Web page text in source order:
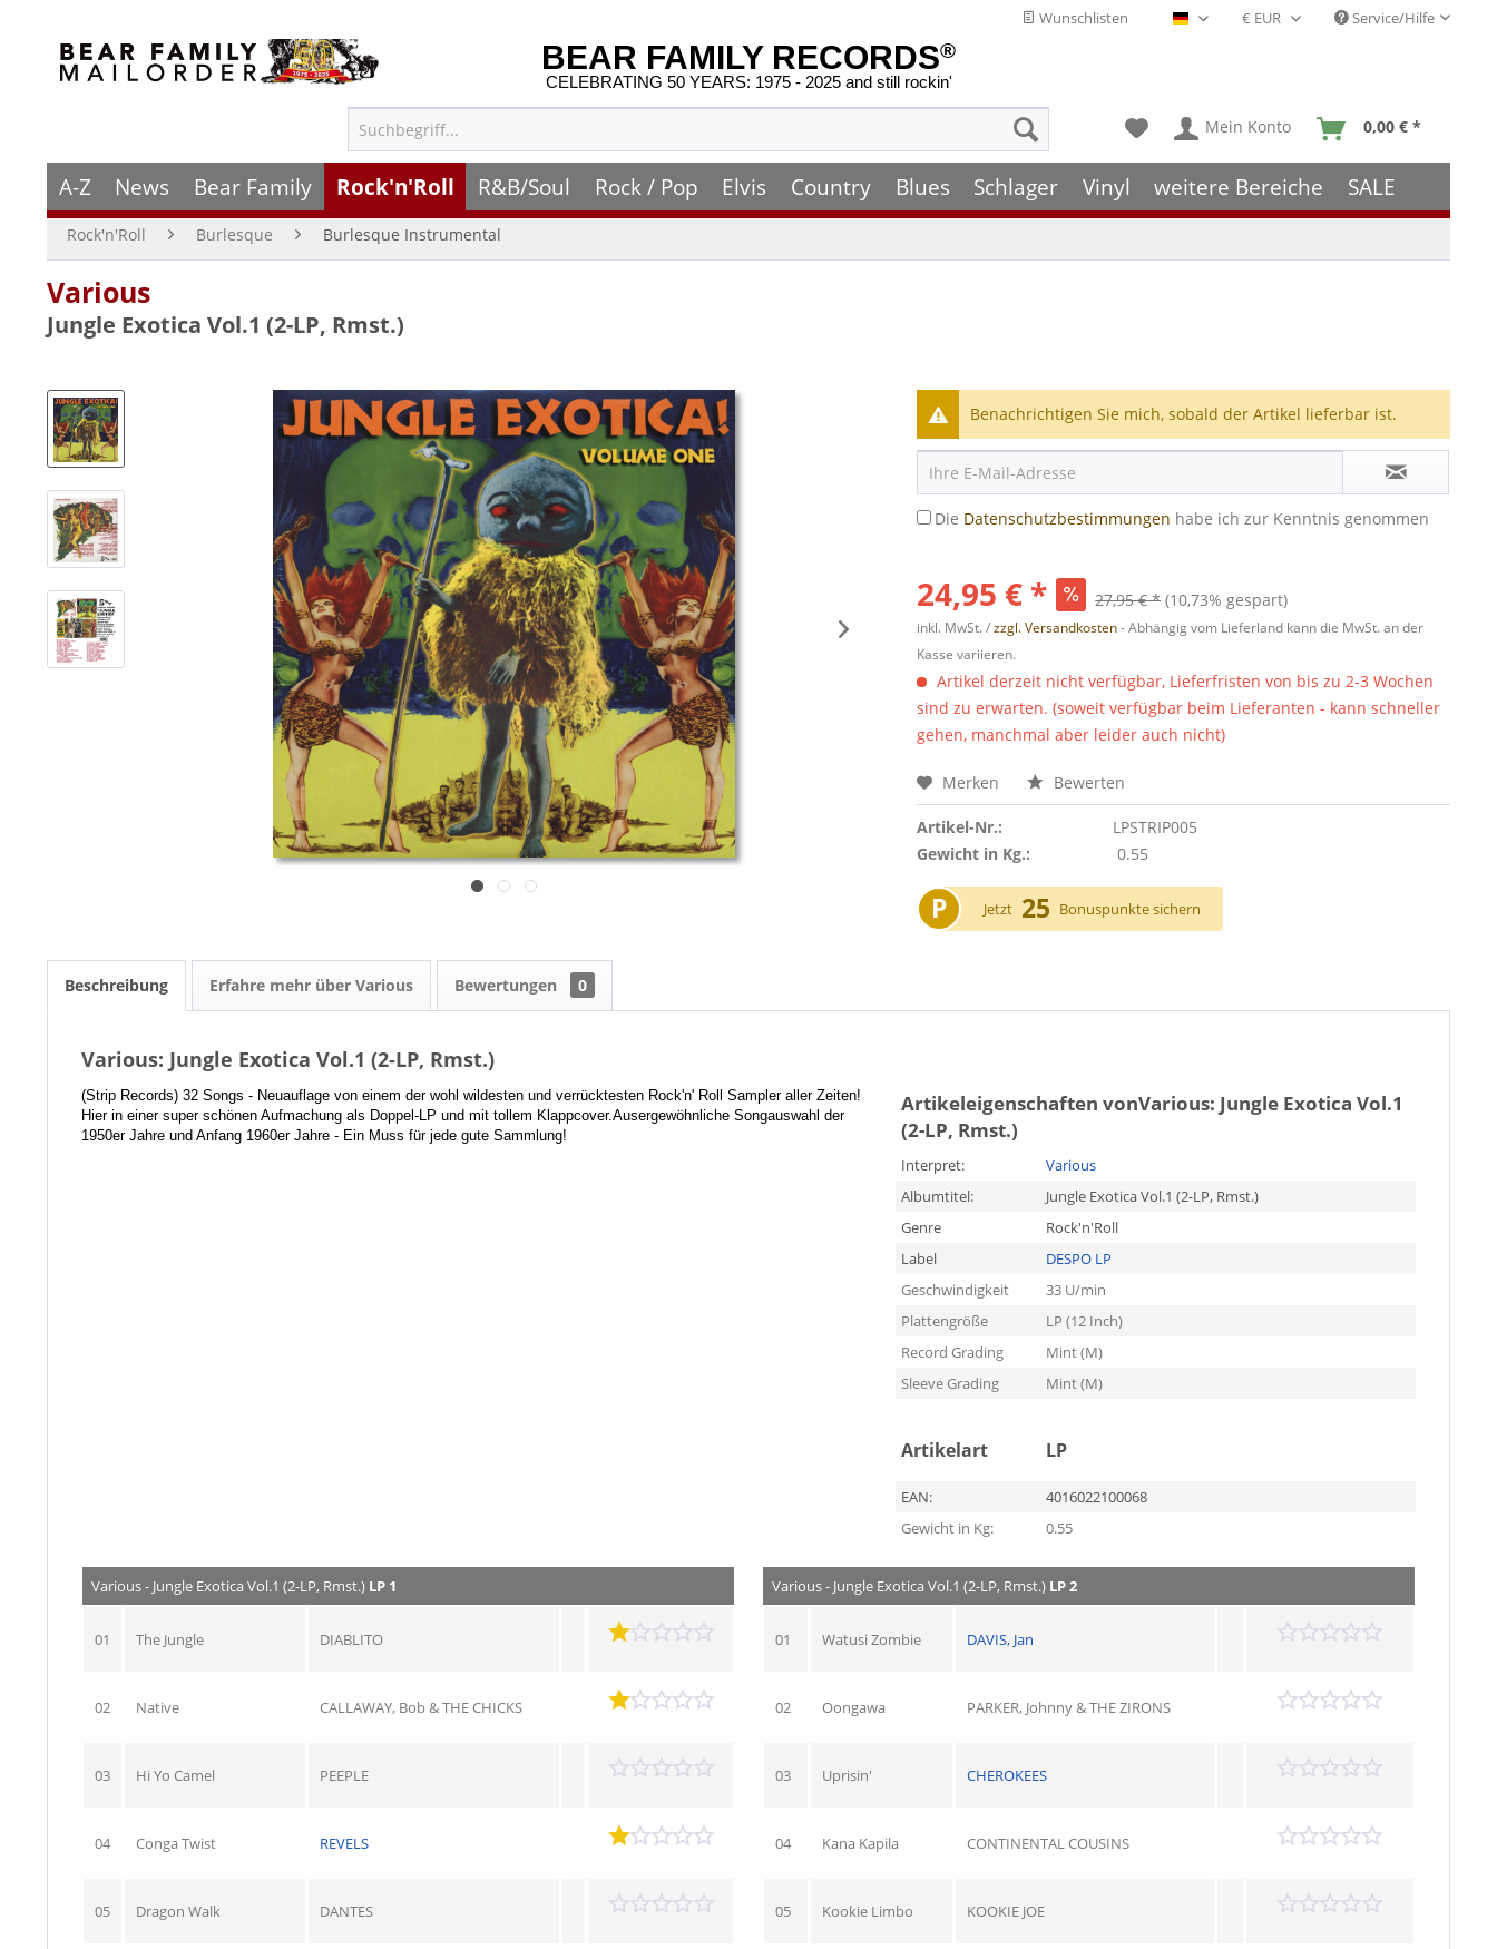
Wunschlisten Deutsch - DE Service/Hilfe
BEAR FAMILY RECORDS®
CELEBRATING 50 YEARS: 1975 - 2025 and still rockin'
Mein Konto 0,00 € *
A-Z News Bear Family Rock'n'Roll R&B/Soul Rock / Pop Elvis Country Blues Schlager Vinyl weitere Bereiche SALE
Rock'n'Roll Burlesque Burlesque Instrumental
Various
Jungle Exotica Vol.1 (2-LP, Rmst.)
Benachrichtigen Sie mich, sobald der Artikel lieferbar ist.
Die Datenschutzbestimmungen habe ich zur Kenntnis genommen
24,95 € * 27,95 € * (10,73% gespart)
inkl. MwSt. /zzgl. Versandkosten- Abhängig vom Lieferland kann die MwSt. an der
Kasse variieren.
Artikel derzeit nicht verfügbar, Lieferfristen von bis zu 2-3 Wochen
sind zu erwarten. (soweit verfügbar beim Lieferanten - kann schneller
gehen, manchmal aber leider auch nicht)
Merken Bewerten
Artikel-Nr.:
LPSTRIP005
Gewicht in Kg.:
0.55
P Jetzt 25 Bonuspunkte sichern
Beschreibung Erfahre mehr über Various Bewertungen 0
Various: Jungle Exotica Vol.1 (2-LP, Rmst.)
(Strip Records) 32 Songs - Neuauflage von einem der wohl wildesten und verrücktesten Rock'n' Roll Sampler aller Zeiten!
Hier in einer super schönen Aufmachung als Doppel-LP und mit tollem Klappcover.Ausergewöhnliche Songauswahl der
1950er Jahre und Anfang 1960er Jahre - Ein Muss für jede gute Sammlung!
Artikeleigenschaften vonVarious: Jungle Exotica Vol.1
(2-LP, Rmst.)
Interpret:
Various
Albumtitel:
Jungle Exotica Vol.1 (2-LP, Rmst.)
Genre
Rock'n'Roll
Label
DESPO LP
Geschwindigkeit
33 U/min
Plattengröße
LP (12 Inch)
Record Grading
Mint (M)
Sleeve Grading
Mint (M)
Artikelart LP
EAN:
4016022100068
Gewicht in Kg:
0.55
Various - Jungle Exotica Vol.1 (2-LP, Rmst.) LP 1
01 The Jungle DIABLITO
02 Native CALLAWAY, Bob & THE CHICKS
03 Hi Yo Camel PEEPLE
04 Conga Twist REVELS
05 Dragon Walk DANTES
Various - Jungle Exotica Vol.1 (2-LP, Rmst.)LP 2
01 Watusi Zombie DAVIS, Jan
02 Oongawa PARKER, Johnny & THE ZIRONS
03 Uprisin' CHEROKEES
04 Kana Kapila CONTINENTAL COUSINS
05 Kookie Limbo KOOKIE JOE